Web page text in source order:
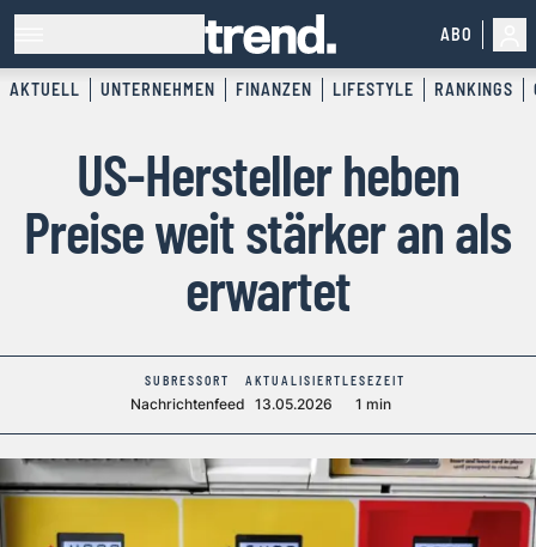
ABO
AKTUELL UNTERNEHMEN FINANZEN LIFESTYLE RANKINGS
US-Hersteller heben
Preise weit stärker an als
erwartet
SUBRESSORT
Nachrichtenfeed
AKTUALISIERT
13.05.2026
LESEZEIT
1 min